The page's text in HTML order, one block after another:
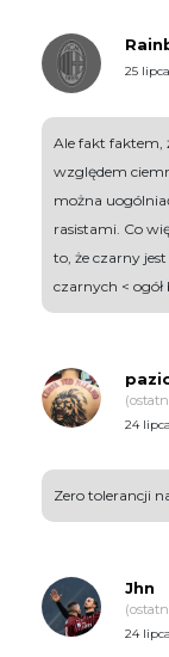
25
Ale fakt faktem,
względem
można
rasistami. Co
to, że czarny jest
czarnych < ogół
24
Zero tolerancji
Jhn
24 lipca